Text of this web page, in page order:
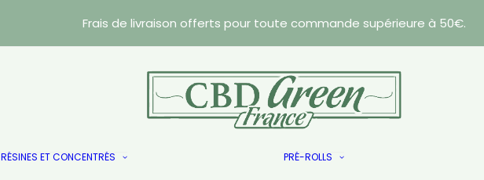
Frais de livraison offerts pour toute commande supérieure à 50€.
RÉSINES ET CONCENTRÉS PRÉ-ROLLS